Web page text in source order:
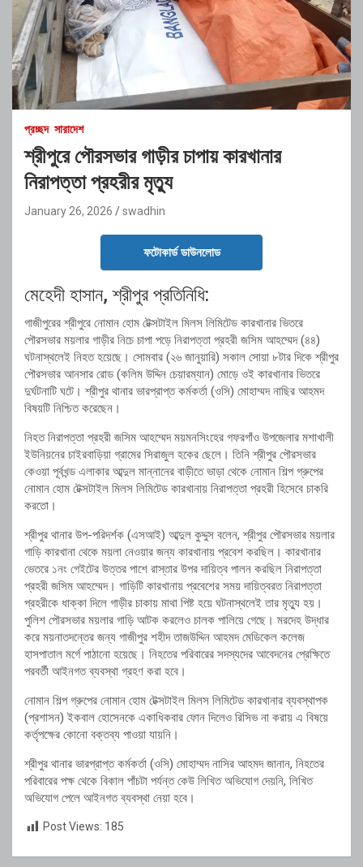
প্রচ্ছদ সারাদেশ
শ্রীপুরে পৌরসভার গাড়ীর চাপায় কারখানার
নিরাপত্তা প্রহরীর মৃত্যু
January 26, 2026 swadhin
ফটোকার্ড ডাউনলোড
মেহেদী হাসান, শ্রীপুর প্রতিনিধি:
গাজীপুরের শ্রীপুরে নোমান হোম টেক্সটাইল মিলস লিমিটেড কারখানার ভিতরে
পৌরসভার ময়লার গাড়ীর নিচে চাপা পড়ে নিরাপত্তা প্রহরী জসিম আহম্মেদ (৪৪)
ঘটনাস্থলেই নিহত হয়েছে। সোমবার (২৬ জানুয়ারি) সকাল সোয়া ৮টার দিকে শ্রীপুর
পৌরসভার আনসার রোড (কলিম উদ্দিন চেয়ারম্যান) মোড়ে ওই কারখানার ভিতরে
দুর্ঘটনাটি ঘটে। শ্রীপুর থানার ভারপ্রাপ্ত কর্মকর্তা (ওসি) মোহাম্মদ নাছির আহমদ
বিষয়টি নিশ্চিত করেছেন।
নিহত নিরাপত্তা প্রহরী জসিম আহম্মেদ ময়মনসিংহের গফরগাঁও উপজেলার মশাখালী
ইউনিয়নের চাইরবাড়িয়া গ্রামের সিরাজুল হকের ছেলে। তিনি শ্রীপুর পৌরসভার
কেওয়া পূর্বখন্ড এলাকার আব্দুল মান্নানের বাড়ীতে ভাড়া থেকে নোমান শিল্প গ্রুপের
নোমান হোম টেক্সটাইল মিলস লিমিটেড কারখানায় নিরাপত্তা প্রহরী হিসেবে চাকরি
করতো।
শ্রীপুর থানার উপ-পরিদর্শক (এসআই) আব্দুল কুদ্দুস বলেন, শ্রীপুর পৌরসভার ময়লার
গাড়ি কারখানা থেকে ময়লা নেওয়ার জন্য কারখানায় প্রবেশ করছিল। কারখানার
ভেতরে ১নং গেইটের উত্তর পাশে রাস্তার উপর দায়িত্ব পালন করছিল নিরাপত্তা
প্রহরী জসিম আহম্মেদ। গাড়িটি কারখানায় প্রবেশের সময় দায়িত্বরত নিরাপত্তা
প্রহরীকে ধাক্কা দিলে গাড়ীর চাকায় মাথা পিষ্ট হয়ে ঘটনাস্থলেই তার মৃত্যু হয়।
পুলিশ পৌরসভার ময়লার গাড়ি আটক করলেও চালক পালিয়ে গেছে। মরদেহ উদ্ধার
করে ময়নাতদন্তের জন্য গাজীপুর শহীদ তাজউদ্দিন আহমদ মেডিকেল কলেজ
হাসপাতাল মর্গে পাঠানো হয়েছে। নিহতের পরিবারের সদস্যদের আবেদনের প্রেক্ষিতে
পরবর্তী আইনগত ব্যবস্থা গ্রহণ করা হবে।
নোমান শিল্প গ্রুপের নোমান হোম টেক্সটাইল মিলস লিমিটেড কারখানার ব্যবস্থাপক
(প্রশাসন) ইকবাল হোসেনকে একাধিকবার ফোন দিলেও রিসিভ না করায় এ বিষয়ে
কর্তৃপক্ষের কোনো বক্তব্য পাওয়া যায়নি।
শ্রীপুর থানার ভারপ্রাপ্ত কর্মকর্তা (ওসি) মোহাম্মদ নাসির আহমদ জানান, নিহতের
পরিবারের পক্ষ থেকে বিকাল পাঁচটা পর্যন্ত কেউ লিখিত অভিযোগ দেয়নি, লিখিত
অভিযোগ পেলে আইনগত ব্যবস্থা নেয়া হবে।
Post Views: 185